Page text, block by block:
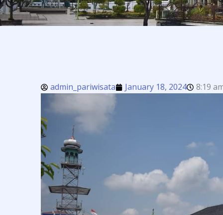
admin_pariwisata January 18, 2024 8:19